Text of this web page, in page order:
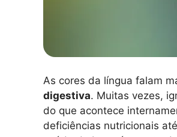
As cores da língua falam
digestiva. Muitas vezes,
do que acontece
deficiências nutricionais